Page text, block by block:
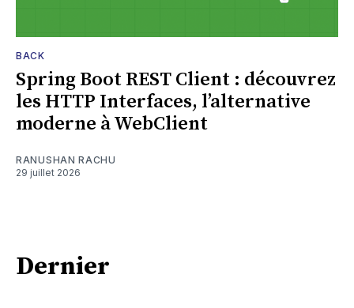
BACK
Spring Boot REST Client : découvrez
les HTTP Interfaces, l’alternative
moderne à WebClient
RANUSHAN RACHU
29 juillet 2026
Dernier